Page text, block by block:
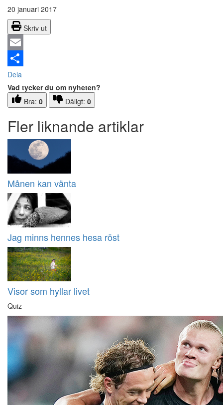
20 januari 2017
Skriv ut
Email
Dela
Vad tycker du om nyheten?
Bra: 0 Dåligt: 0
Fler liknande artiklar
Månen kan vänta
Jag minns hennes hesa röst
Visor som hyllar livet
Quiz